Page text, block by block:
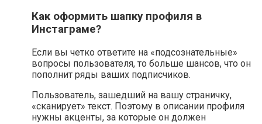
Как оформить шапку профиля в
Инстаграме?
Если вы четко ответите на «подсознательные»
вопросы пользователя, то больше шансов, что он
пополнит ряды ваших подписчиков.
Пользователь, зашедший на вашу страничку,
«сканирует» текст. Поэтому в описании профиля
нужны акценты, за которые он должен